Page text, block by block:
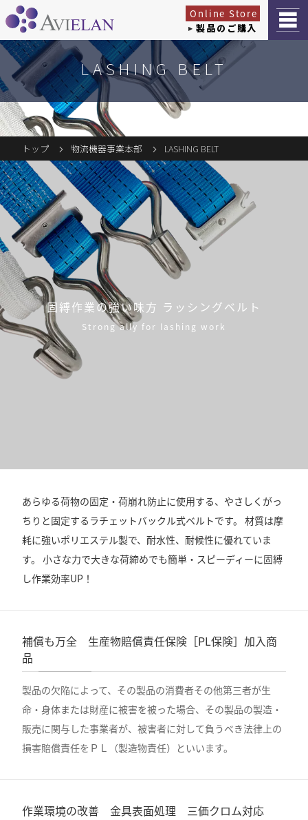
Online Store
製品のご購入
LASHING BELT
トップ 物流機器事業本部 LASHING BELT
固縛作業の強い味方 ラッシングベルト
Strong ally for lashing work
あらゆる荷物の固定・荷崩れ防止に使用する、やさしくがっ
ちりと固定するラチェットバックル式ベルトです。 材質は摩
耗に強いポリエステル製で、耐水性、耐候性に優れていま
す。 小さな力で大きな荷締めでも簡単・スピーディーに固縛
し作業効率UP！
補償も万全 生産物賠償責任保険［PL保険］加入商
品
製品の欠陥によって、その製品の消費者その他第三者が生
命・身体または財産に被害を被った場合、その製品の製造・
販売に関与した事業者が、被害者に対して負うべき法律上の
損害賠償責任をＰＬ（製造物責任）といいます。
作業環境の改善 金具表面処理 三価クロム対応